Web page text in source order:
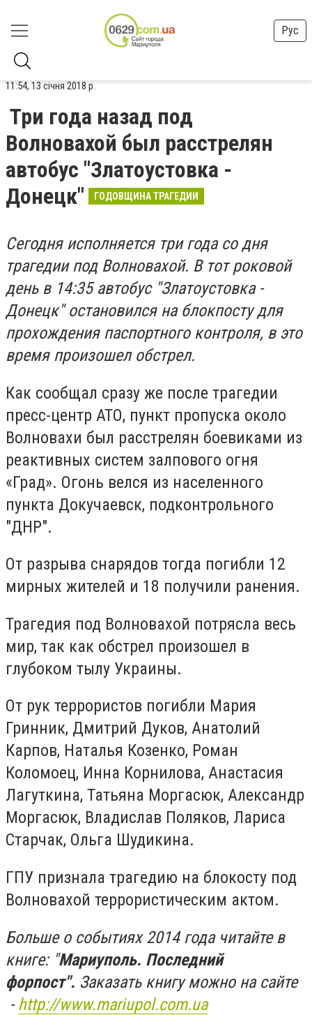
Рус
11:54, 13 січня 2018 р.
Три года назад под
Волновахой был расстрелян
автобус "Златоустовка -
Донецк"
ГОДОВЩИНА ТРАГЕДИИ
Сегодня исполняется три года со дня
трагедии под Волновахой. В тот роковой
день в 14:35 автобус "Златоустовка -
Донецк" остановился на блокпосту для
прохождения паспортного контроля, в это
время произошел обстрел.
Как сообщал сразу же после трагедии
пресс-центр АТО, пункт пропуска около
Волновахи был расстрелян боевиками из
реактивных систем залпового огня
«Град». Огонь велся из населенного
пункта Докучаевск, подконтрольного
"ДНР".
От разрыва снарядов тогда погибли 12
мирных жителей и 18 получили ранения.
Трагедия под Волновахой потрясла весь
мир, так как обстрел произошел в
глубоком тылу Украины.
От рук террористов погибли Мария
Гринник, Дмитрий Дуков, Анатолий
Карпов, Наталья Козенко, Роман
Коломоец, Инна Корнилова, Анастасия
Лагуткина, Татьяна Моргасюк, Александр
Моргасюк, Владислав Поляков, Лариса
Старчак, Ольга Шудикина.
ГПУ признала трагедию на блокосту под
Волновахой террористическим актом.
Больше о событиях 2014 года читайте в
книге: "Мариуполь. Последний
форпост". Заказать книгу можно на сайте
- http://www.mariupol.com.ua